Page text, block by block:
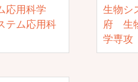
応用科学
ム応用科
生物シ
府 生
学専攻